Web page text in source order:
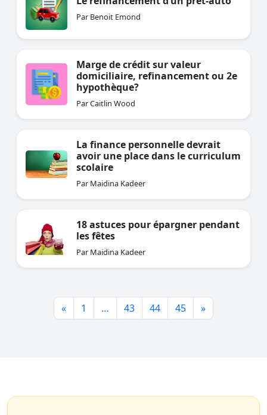
Par Benoit Emond
Marge de crédit sur valeur
domiciliaire, refinancement ou 2e
hypothèque?
Par Caitlin Wood
La finance personnelle devrait
avoir une place dans le curriculum
scolaire
Par Maidina Kadeer
18 astuces pour épargner pendant
les fêtes
Par Maidina Kadeer
« 1 … 43 44 45 »